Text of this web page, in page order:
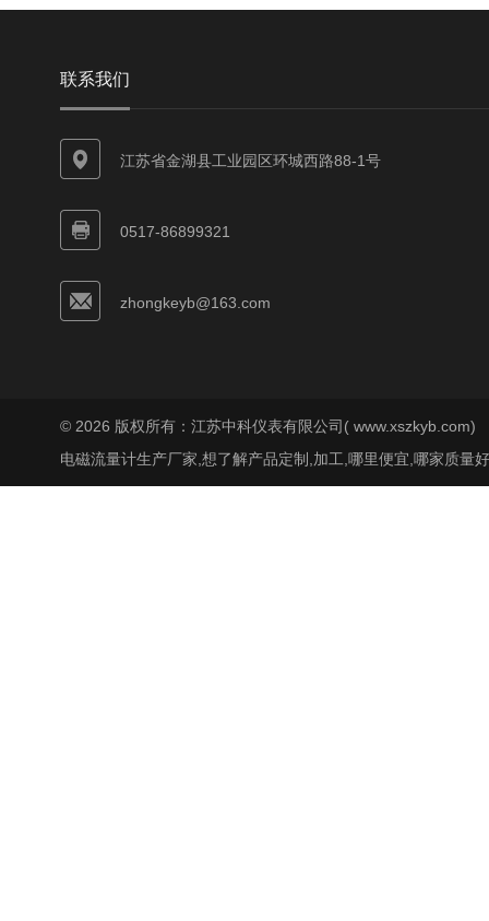
联系我们
江苏省金湖县工业园区环城西路88-1号
0517-86899321
zhongkeyb@163.com
© 2026 版权所有：江苏中科仪表有限公司( www.xszkyb.com)
电磁流量计生产厂家,想了解产品定制,加工,哪里便宜,哪家质量